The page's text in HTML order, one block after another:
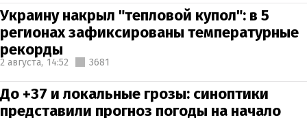
Украину накрыл "тепловой купол": в 5
регионах зафиксированы температурные
рекорды
2 августа, 14:52 3681
До +37 и локальные грозы: синоптики
представили прогноз погоды на начало